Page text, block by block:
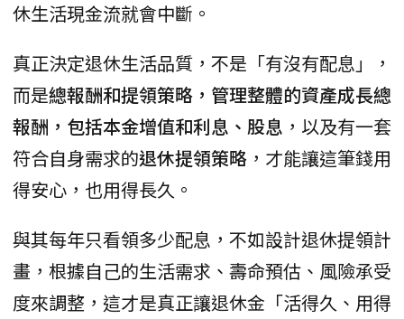
休生活現金流就會中斷。
真正決定退休生活品質，不是「有沒有配息」，
而是總報酬和提領策略，管理整體的資產成長總
報酬，包括本金增值和利息、股息 ，以及有一套
符合自身需求的退休提領策略 ，才能讓這筆錢用
得安心，也用得長久。
與其每年只看領多少配息，不如設計退休提領計
畫，根據自己的生活需求、壽命預估、風險承受
度來調整，這才是真正讓退休金「活得久、用得